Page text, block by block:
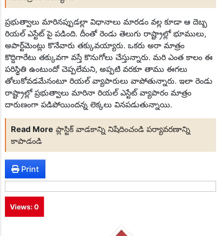
ప్రభుత్వాలు మారినప్పుడల్లా విధానాలు మారడం వల్ల కూడా ఆ దెబ్బ
రియల్ ఎస్టేట్ పై పడింది. దీంతో రెండు తెలుగు రాష్ట్రాల్లో భూములు,
అపార్ట్‌మెంట్లు కొనేవారు తక్కువయ్యారు. ఒకరు అరా మాత్రం
కొద్దిగారేటు తక్కువగా వస్తే కొనుగోలు చేస్తున్నారు. మరి ఎంత కాలం ఈ
పరిస్థితి ఉంటుందో చెప్పలేమని, అప్పటి వరకూ తాము ఈగలు
తోలుకోవడమేనంటూ రియల్ వ్యాపారులు వాపోతున్నారు. ఇలా రెండు
రాష్ట్రాల్లో ప్రభుత్వాలు మారినా రియల్ ఎస్టేట్ వ్యాపారం మాత్రం
దారుణంగా పడిపోయిందన్న లెక్కలు వినపడుతున్నాయి.
Read More ప్లాస్టిక్ వాడకాన్ని నిషేదించండి పర్యావరణాన్ని
కాపాడండి
Print
Views:0